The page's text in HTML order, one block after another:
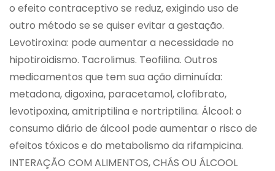
o efeito contraceptivo se reduz, exigindo uso de
outro método se se quiser evitar a gestação.
Levotiroxina: pode aumentar a necessidade no
hipotiroidismo. Tacrolimus. Teofilina. Outros
medicamentos que tem sua ação diminuída:
metadona, digoxina, paracetamol, clofibrato,
levotipoxina, amitriptilina e nortriptilina. Álcool: o
consumo diário de álcool pode aumentar o risco de
efeitos tóxicos e do metabolismo da rifampicina.
INTERAÇÃO COM ALIMENTOS, CHÁS OU ÁLCOOL